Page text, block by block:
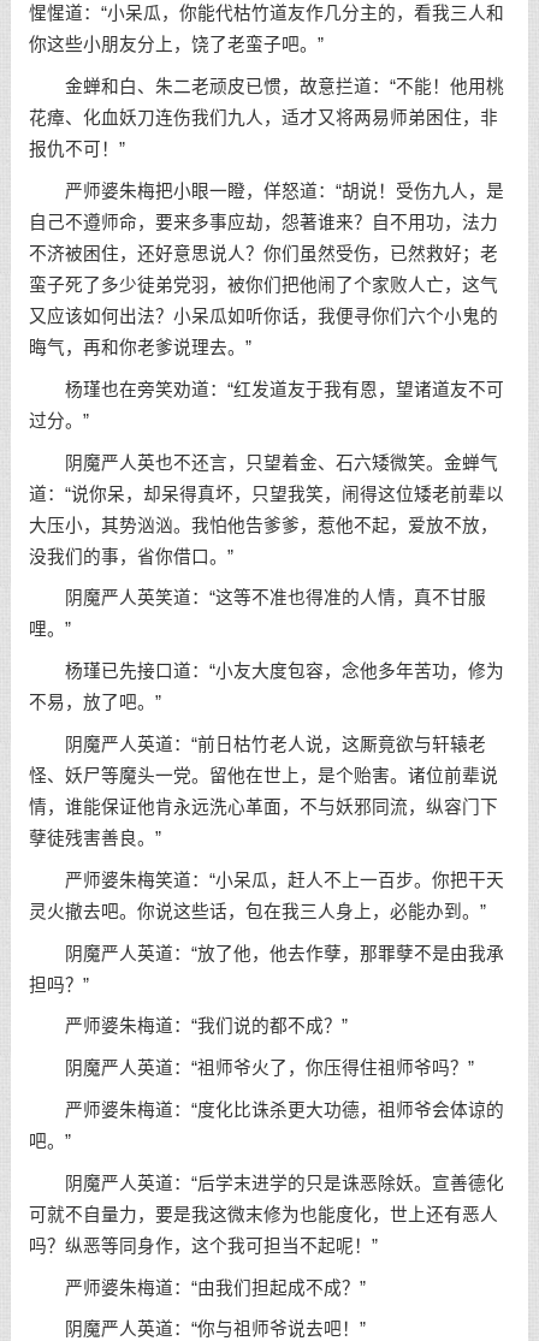
惺惺道：“小呆瓜，你能代枯竹道友作几分主的，看我三人和
你这些小朋友分上，饶了老蛮子吧。”
金蝉和白、朱二老顽皮已惯，故意拦道：“不能！他用桃
花瘴、化血妖刀连伤我们九人，适才又将两易师弟困住，非
报仇不可！”
严师婆朱梅把小眼一瞪，佯怒道：“胡说！受伤九人，是
自己不遵师命，要来多事应劫，怨著谁来？自不用功，法力
不济被困住，还好意思说人？你们虽然受伤，已然救好；老
蛮子死了多少徒弟党羽，被你们把他闹了个家败人亡，这气
又应该如何出法？小呆瓜如听你话，我便寻你们六个小鬼的
晦气，再和你老爹说理去。”
杨瑾也在旁笑劝道：“红发道友于我有恩，望诸道友不可
过分。”
阴魔严人英也不还言，只望着金、石六矮微笑。金蝉气
道：“说你呆，却呆得真坏，只望我笑，闹得这位矮老前辈以
大压小，其势汹汹。我怕他告爹爹，惹他不起，爱放不放，
没我们的事，省你借口。”
阴魔严人英笑道：“这等不准也得准的人情，真不甘服
哩。”
杨瑾已先接口道：“小友大度包容，念他多年苦功，修为
不易，放了吧。”
阴魔严人英道：“前日枯竹老人说，这厮竟欲与轩辕老
怪、妖尸等魔头一党。留他在世上，是个贻害。诸位前辈说
情，谁能保证他肯永远洗心革面，不与妖邪同流，纵容门下
孽徒残害善良。”
严师婆朱梅笑道：“小呆瓜，赶人不上一百步。你把干天
灵火撤去吧。你说这些话，包在我三人身上，必能办到。”
阴魔严人英道：“放了他，他去作孽，那罪孽不是由我承
担吗？”
严师婆朱梅道：“我们说的都不成？”
阴魔严人英道：“祖师爷火了，你压得住祖师爷吗？”
严师婆朱梅道：“度化比诛杀更大功德，祖师爷会体谅的
吧。”
阴魔严人英道：“后学末进学的只是诛恶除妖。宣善德化
可就不自量力，要是我这微末修为也能度化，世上还有恶人
吗？纵恶等同身作，这个我可担当不起呢！”
严师婆朱梅道：“由我们担起成不成？”
阴魔严人英道：“你与祖师爷说去吧！”